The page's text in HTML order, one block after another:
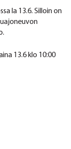
la 13.6. Silloin on
13.6 klo 10:00